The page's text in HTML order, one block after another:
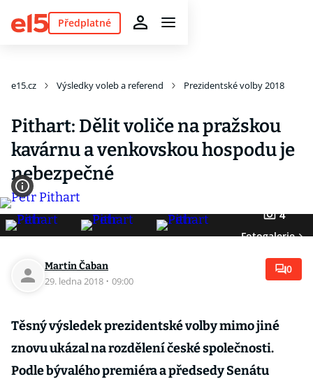
Předplatné
e15.cz Výsledky voleb a referend Prezidentské volby 2018
Pithart: Dělit voliče na pražskou
kavárnu a venkovskou hospodu je
nebezpečné
4
Fotogalerie
Martin Čaban
29. ledna 2018 · 09:00
0
Těsný výsledek prezidentské volby mimo jiné
znovu ukázal na rozdělení české společnosti.
Podle bývalého premiéra a předsedy Senátu